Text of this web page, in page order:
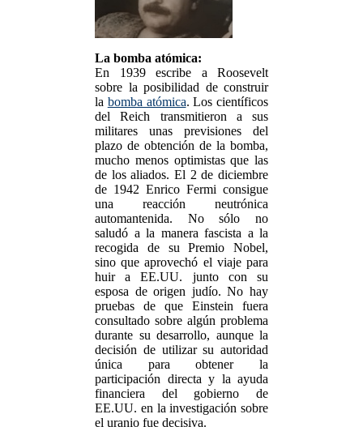
La bomba atómica:
En 1939 escribe a Roosevelt
sobre la posibilidad de construir
la bomba atómica. Los científicos
del Reich transmitieron a sus
militares unas previsiones del
plazo de obtención de la bomba,
mucho menos optimistas que las
de los aliados. El 2 de diciembre
de 1942 Enrico Fermi consigue
una reacción neutrónica
automantenida. No sólo no
saludó a la manera fascista a la
recogida de su Premio Nobel,
sino que aprovechó el viaje para
huir a EE.UU. junto con su
esposa de origen judío. No hay
pruebas de que Einstein fuera
consultado sobre algún problema
durante su desarrollo, aunque la
decisión de utilizar su autoridad
única para obtener la
participación directa y la ayuda
financiera del gobierno de
EE.UU. en la investigación sobre
el uranio fue decisiva.